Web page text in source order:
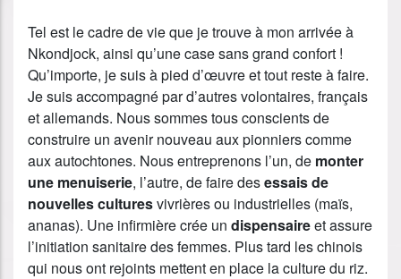
Tel est le cadre de vie que je trouve à mon arrivée à
Nkondjock, ainsi qu’une case sans grand confort !
Qu’importe, je suis à pied d’œuvre et tout reste à faire.
Je suis accompagné par d’autres volontaires, français
et allemands. Nous sommes tous conscients de
construire un avenir nouveau aux pionniers comme
aux autochtones. Nous entreprenons l’un, de monter
une menuiserie, l’autre, de faire desessais de
nouvelles culturesvivrières ou industrielles (maïs,
ananas). Une infirmière crée un dispensaireet assure
l’initiation sanitaire des femmes. Plus tard les chinois
qui nous ont rejoints mettent en place la culture du riz.